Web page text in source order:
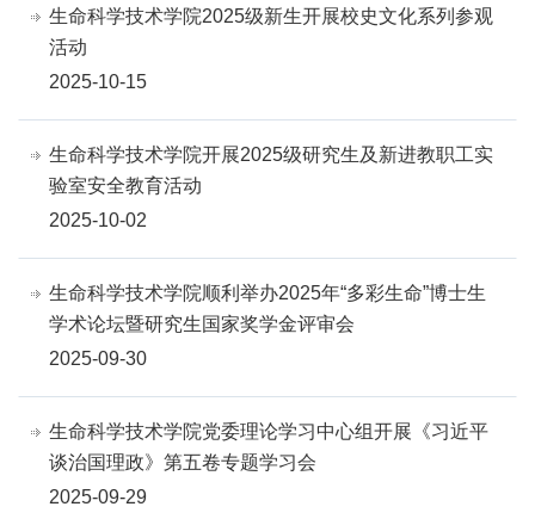
生命科学技术学院2025级新生开展校史文化系列参观
活动
2025-10-15
生命科学技术学院开展2025级研究生及新进教职工实
验室安全教育活动
2025-10-02
生命科学技术学院顺利举办2025年“多彩生命”博士生
学术论坛暨研究生国家奖学金评审会
2025-09-30
生命科学技术学院党委理论学习中心组开展《习近平
谈治国理政》第五卷专题学习会
2025-09-29